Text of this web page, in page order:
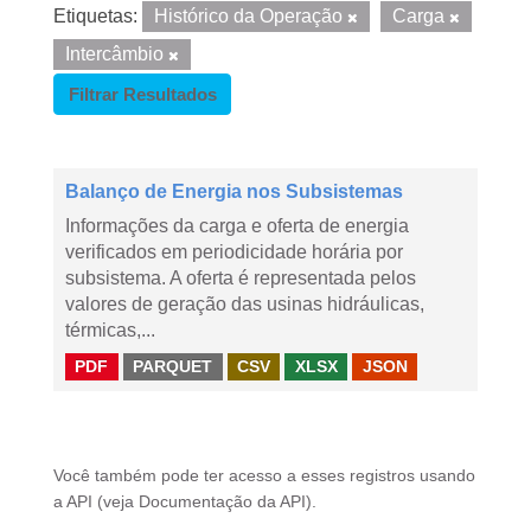
Etiquetas: Histórico da Operação
Carga
Intercâmbio
Filtrar Resultados
Balanço de Energia nos Subsistemas
Informações da carga e oferta de energia
verificados em periodicidade horária por
subsistema. A oferta é representada pelos
valores de geração das usinas hidráulicas,
térmicas,...
PDF PARQUET CSV XLSX JSON
Você também pode ter acesso a esses registros usando
a API (veja Documentação da API ).